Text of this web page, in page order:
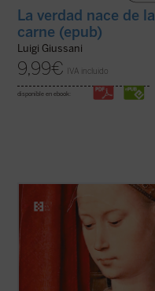
La verdad nace de la
carne (epub)
Luigi Giussani
9,99€ IVA incluido
disponible en ebook:
A la vez brutal y religiosa, simbolista y
romántica, poética y realista,
Anunciación a María es probablemente la
obra más emblemática y popular de su
autor. Claudel trabajó sobre ella durante
más de veinte años, despojándola de ...